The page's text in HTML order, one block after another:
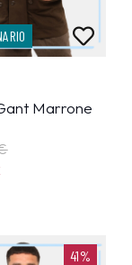
Marrone
41%